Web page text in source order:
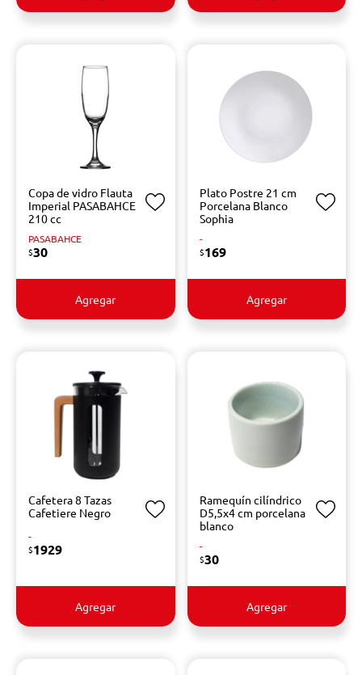
Copa de vidro Flauta
Imperial PASABAHCE
210 cc
PASABAHCE
$30
Agregar
Plato Postre 21 cm
Porcelana Blanco
Sophia
-
$169
Agregar
Cafetera 8 Tazas
Cafetiere Negro
-
$1929
Agregar
Ramequín cilíndrico
D5,5x4 cm porcelana
blanco
-
$30
Agregar